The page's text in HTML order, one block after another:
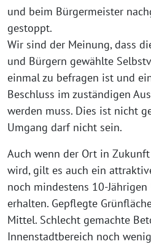
und beim Bürgermeister
gestoppt.
Wir sind der Meinung, dass
und Bürgern gewählte
einmal zu befragen ist und
Beschluss im zuständigen
werden muss. Dies ist nicht
Umgang darf nicht sein.
Auch wenn der Ort in
wird, gilt es auch ein
noch mindestens 10-Jährigen
erhalten. Gepflegte
Mittel. Schlecht gemachte
Innenstadtbereich noch